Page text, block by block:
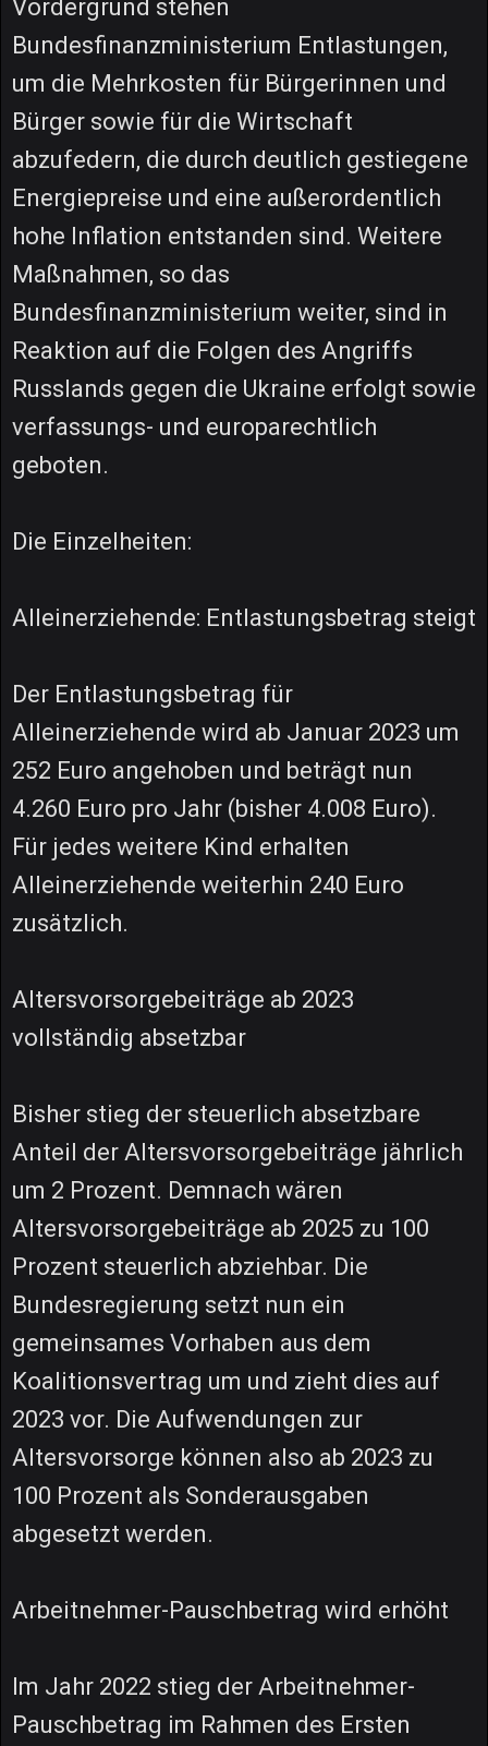
Vordergrund stehen
Bundesfinanzministerium Entlastungen,
um die Mehrkosten für Bürgerinnen und
Bürger sowie für die Wirtschaft
abzufedern, die durch deutlich gestiegene
Energiepreise und eine außerordentlich
hohe Inflation entstanden sind. Weitere
Maßnahmen, so das
Bundesfinanzministerium weiter, sind in
Reaktion auf die Folgen des Angriffs
Russlands gegen die Ukraine erfolgt sowie
verfassungs- und europarechtlich
geboten.
Die Einzelheiten:
Alleinerziehende: Entlastungsbetrag steigt
Der Entlastungsbetrag für
Alleinerziehende wird ab Januar 2023 um
252 Euro angehoben und beträgt nun
4.260 Euro pro Jahr (bisher 4.008 Euro).
Für jedes weitere Kind erhalten
Alleinerziehende weiterhin 240 Euro
zusätzlich.
Altersvorsorgebeiträge ab 2023
vollständig absetzbar
Bisher stieg der steuerlich absetzbare
Anteil der Altersvorsorgebeiträge jährlich
um 2 Prozent. Demnach wären
Altersvorsorgebeiträge ab 2025 zu 100
Prozent steuerlich abziehbar. Die
Bundesregierung setzt nun ein
gemeinsames Vorhaben aus dem
Koalitionsvertrag um und zieht dies auf
2023 vor. Die Aufwendungen zur
Altersvorsorge können also ab 2023 zu
100 Prozent als Sonderausgaben
abgesetzt werden.
Arbeitnehmer-Pauschbetrag wird erhöht
Im Jahr 2022 stieg der Arbeitnehmer-
Pauschbetrag im Rahmen des Ersten